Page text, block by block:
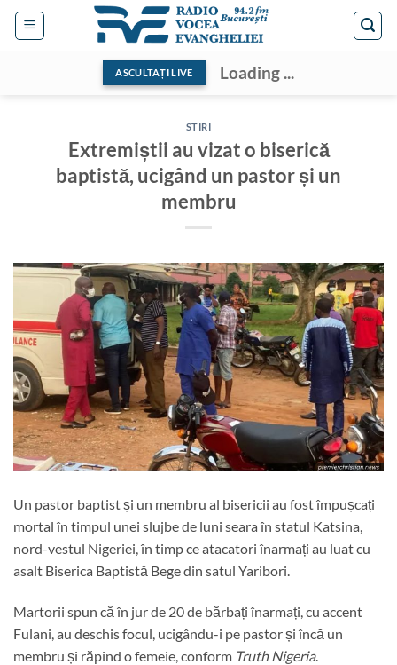
Skip
ASCULTAȚI LIVE Loading ...
STIRI
Extremiștii au vizat o biserică
baptistă, ucigând un pastor și un
membru
Un pastor baptist și un membru al bisericii au fost împușcați
mortal în timpul unei slujbe de luni seara în statul Katsina,
nord-vestul Nigeriei, în timp ce atacatori înarmați au luat cu
asalt Biserica Baptistă Bege din satul Yaribori.
Martorii spun că în jur de 20 de bărbați înarmați, cu accent
Fulani, au deschis focul, ucigându-i pe pastor și încă un
membru și răpind o femeie, conform Truth Nigeria.